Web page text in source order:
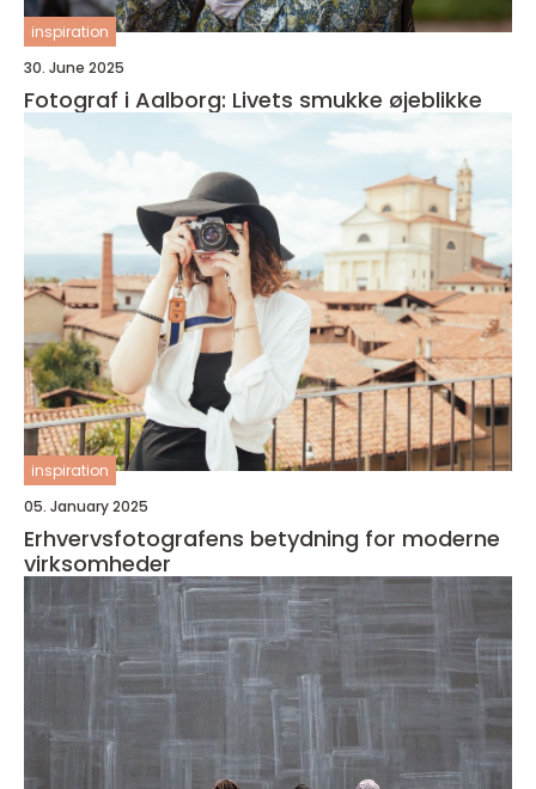
inspiration
30. June 2025
Fotograf i Aalborg: Livets smukke øjeblikke
inspiration
05. January 2025
Erhvervsfotografens betydning for moderne
virksomheder